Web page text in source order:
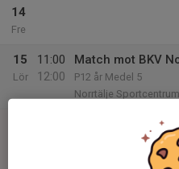
14
Fre
15
Lör
11:00
12:00
Match mot BKV
P12 år Medel 5
Norrtälje
Match mot IK